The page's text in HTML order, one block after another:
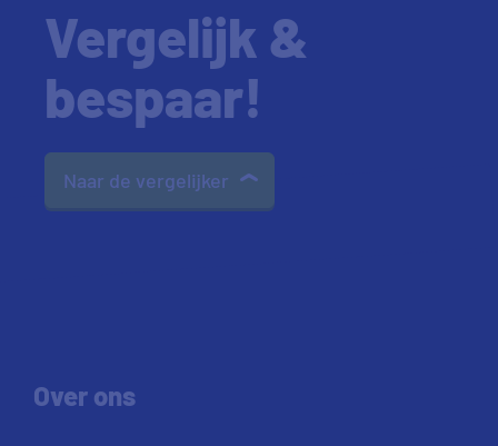
Vergelijk &
bespaar!
Naar de vergelijker
Over ons